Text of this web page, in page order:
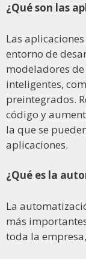
¿Qué son las
Las
entorno de
modeladores
inteligentes,
preintegrados.
código y
la que se
aplicaciones.
¿Qué es la
La
más
toda la